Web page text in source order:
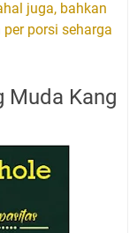
juga, bahkan
porsi seharga
Muda Kang